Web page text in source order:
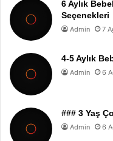
6 Aylık
Seçenekleri
Admin 7
4-5 Aylık
Admin 6
### 3 Yaş
Admin 6